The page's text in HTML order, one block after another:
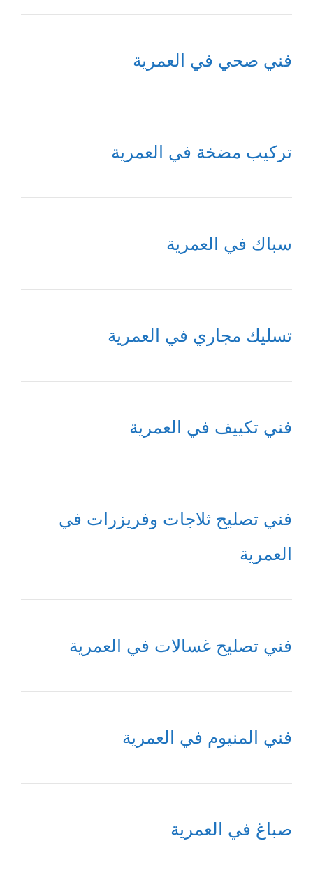
فني صحي في العمرية
تركيب مضخة في العمرية
سباك في العمرية
تسليك مجاري في العمرية
فني تكييف في العمرية
فني تصليح ثلاجات وفريزرات في
العمرية
فني تصليح غسالات في العمرية
فني المنيوم في العمرية
صباغ في العمرية